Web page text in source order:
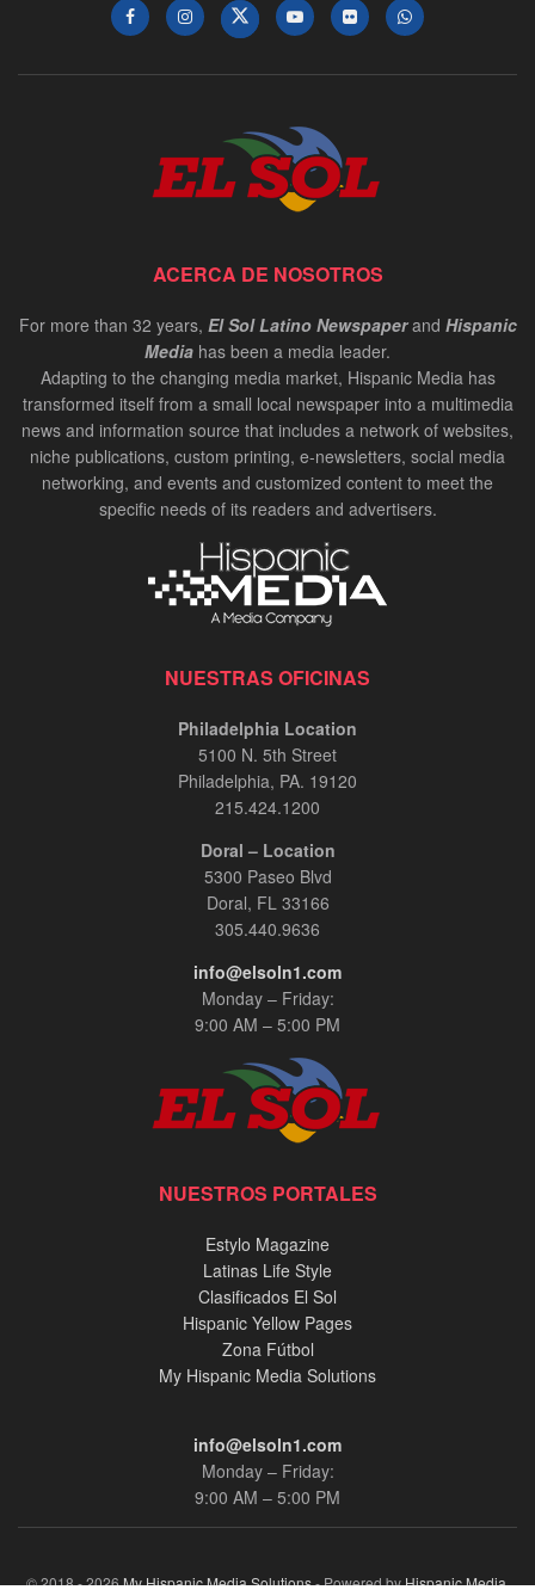
ACERCA DE NOSOTROS
For more than 32 years, El Sol Latino Newspaperand Hispanic
Media has been a media leader.
Adapting to the changing media market, Hispanic Media has
transformed itself from a small local newspaper into a multimedia
news and information source that includes a network of websites,
niche publications, custom printing, e-newsletters, social media
networking, and events and customized content to meet the
specific needs of its readers and advertisers.
NUESTRAS OFICINAS
Philadelphia Location
5100 N. 5th Street
Philadelphia, PA. 19120
215.424.1200
Doral – Location
5300 Paseo Blvd
Doral, FL 33166
305.440.9636
info@elsoln1.com
Monday – Friday:
9:00 AM – 5:00 PM
NUESTROS PORTALES
Estylo Magazine
Latinas Life Style
Clasificados El Sol
Hispanic Yellow Pages
Zona Fútbol
My Hispanic Media Solutions
info@elsoln1.com
Monday – Friday:
9:00 AM – 5:00 PM
© 2018 - 2026My Hispanic Media Solutions- Powered byHispanic Media,